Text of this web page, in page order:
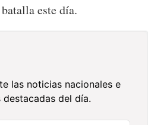
este día.
las noticias nacionales e
destacadas del día.